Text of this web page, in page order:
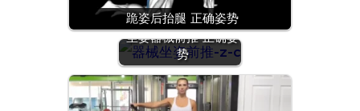
跪姿后抬腿 正确姿势
坐姿器械前推 正确姿
势